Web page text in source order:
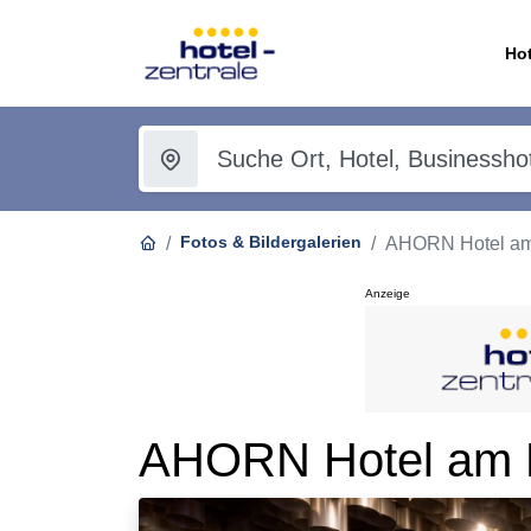
Fotos & Bildergalerien AHORN Hotel
Anzeige
AHORN Hotel am